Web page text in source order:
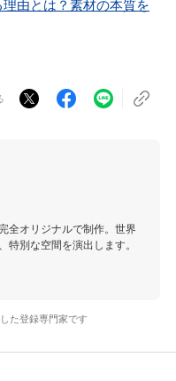
由とは？素材の本質を
全オリジナルで制作。世界
別な空間を演出します。
た登録専門家です